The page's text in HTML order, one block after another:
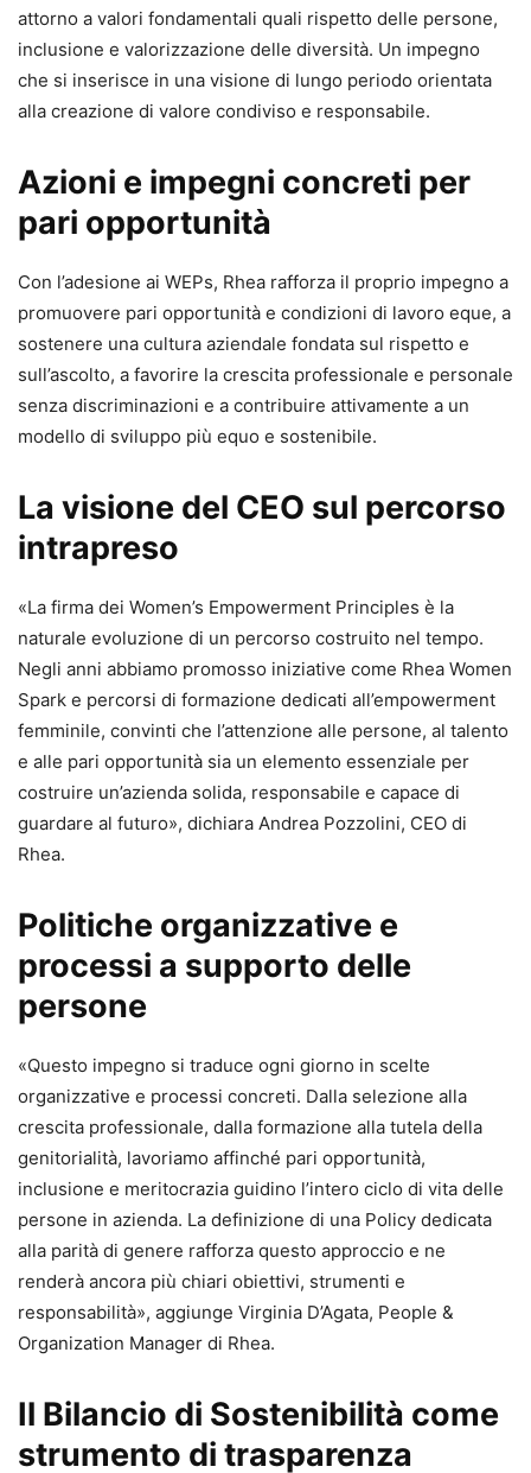
attorno a valori fondamentali quali rispetto delle persone,
inclusione e valorizzazione delle diversità. Un impegno
che si inserisce in una visione di lungo periodo orientata
alla creazione di valore condiviso e responsabile.
Azioni e impegni concreti per
pari opportunità
Con l’adesione ai WEPs, Rhea rafforza il proprio impegno a
promuovere pari opportunità e condizioni di lavoro eque, a
sostenere una cultura aziendale fondata sul rispetto e
sull’ascolto, a favorire la crescita professionale e personale
senza discriminazioni e a contribuire attivamente a un
modello di sviluppo più equo e sostenibile.
La visione del CEO sul percorso
intrapreso
«La firma dei Women’s Empowerment Principles è la
naturale evoluzione di un percorso costruito nel tempo.
Negli anni abbiamo promosso iniziative come Rhea Women
Spark e percorsi di formazione dedicati all’empowerment
femminile, convinti che l’attenzione alle persone, al talento
e alle pari opportunità sia un elemento essenziale per
costruire un’azienda solida, responsabile e capace di
guardare al futuro», dichiara Andrea Pozzolini, CEO di
Rhea.
Politiche organizzative e
processi a supporto delle
persone
«Questo impegno si traduce ogni giorno in scelte
organizzative e processi concreti. Dalla selezione alla
crescita professionale, dalla formazione alla tutela della
genitorialità, lavoriamo affinché pari opportunità,
inclusione e meritocrazia guidino l’intero ciclo di vita delle
persone in azienda. La definizione di una Policy dedicata
alla parità di genere rafforza questo approccio e ne
renderà ancora più chiari obiettivi, strumenti e
responsabilità», aggiunge Virginia D’Agata, People &
Organization Manager di Rhea.
Il Bilancio di Sostenibilità come
strumento di trasparenza